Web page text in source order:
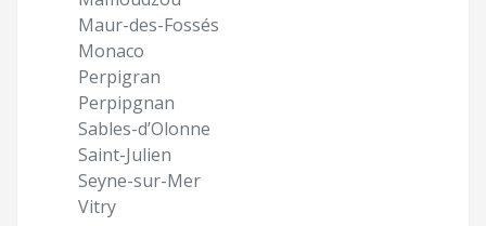
Maur-des-Fossés
Monaco
Perpigran
Perpipgnan
Sables-d’Olonne
Saint-Julien
Seyne-sur-Mer
Vitry